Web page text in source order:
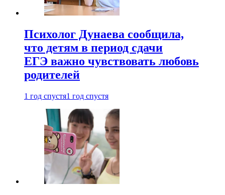
Психолог Дунаева сообщила,
что детям в период сдачи
ЕГЭ важно чувствовать любовь
родителей
1 год спустя1 год спустя